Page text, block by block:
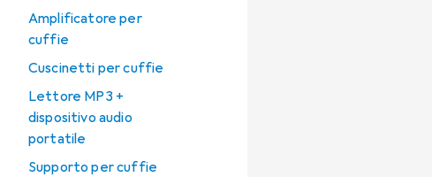
Amplificatore per
cuffie
Cuscinetti per cuffie
Lettore MP3 +
dispositivo audio
portatile
Supporto per cuffie